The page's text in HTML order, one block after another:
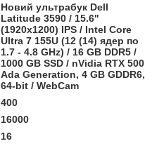
Новий ультрабук Dell
Latitude 3590 / 15.6"
(1920x1200) IPS / Intel Core
Ultra 7 155U (12 (14) ядер по
1.7 - 4.8 GHz) / 16 GB DDR5 /
1000 GB SSD / nVidia RTX 500
Ada Generation, 4 GB GDDR6,
64-bit / WebCam
400
16000
16